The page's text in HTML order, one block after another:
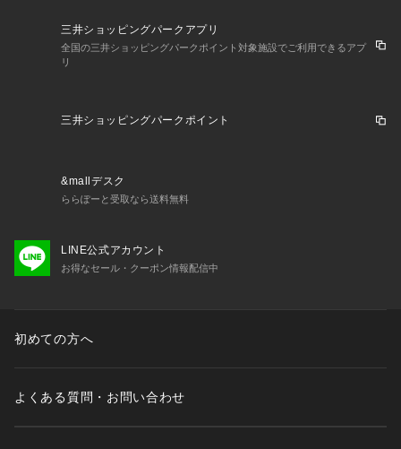
三井ショッピングパークアプリ
全国の三井ショッピングパークポイント対象施設でご利用できるアプ
リ
三井ショッピングパークポイント
&mallデスク
ららぽーと受取なら送料無料
LINE公式アカウント
お得なセール・クーポン情報配信中
初めての方へ
よくある質問・お問い合わせ